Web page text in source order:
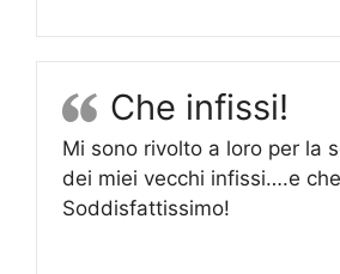
Che infissi!
Mi sono rivolto a loro per la
dei miei vecchi infissi….e
Soddisfattissimo!